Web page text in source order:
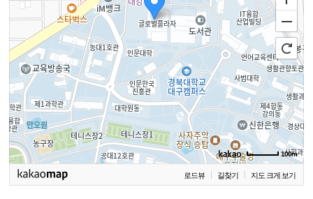
100m
로드뷰 길찾기 지도 크게 보기